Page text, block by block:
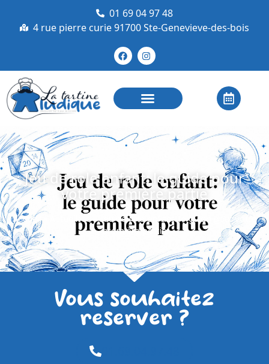
01 69 04 97 48
4 rue pierre curie 91700 Ste-Genevieve-des-bois
Jeu de role enfant: le guide pour
votre première partie
Accueil» Actualités»Jeu de role enfant: le guide pour votre
première partie
Vous souhaitez
reserver ?
01.69.04.97.48